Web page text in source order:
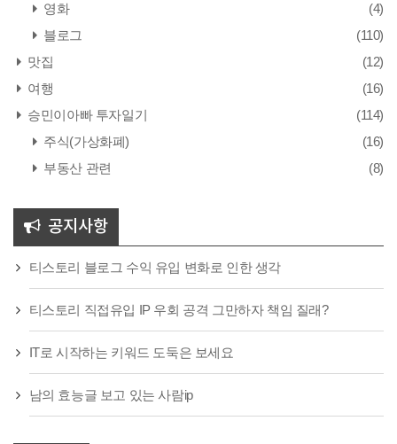
영화
(4)
블로그
(110)
맛집
(12)
여행
(16)
승민이아빠 투자일기
(114)
주식(가상화폐)
(16)
부동산 관련
(8)
공지사항
티스토리 블로그 수익 유입 변화로 인한 생각
티스토리 직접유입 IP 우회 공격 그만하자 책임 질래?
IT로 시작하는 키워드 도둑은 보세요
남의 효능글 보고 있는 사람ip